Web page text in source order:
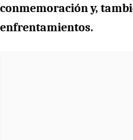
conmemoración y,
enfrentamientos.